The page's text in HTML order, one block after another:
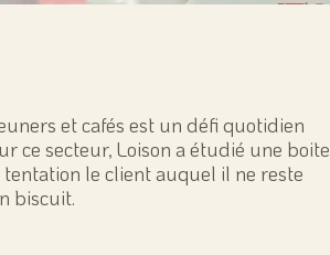
et cafés est un défi quotidien
ce secteur, Loison a étudié une boite
le client auquel il ne reste
biscuit.